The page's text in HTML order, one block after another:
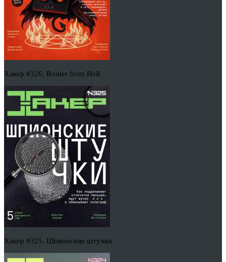
Хакер #326. Router from Hell
Хакер #325. Шпионские штучки